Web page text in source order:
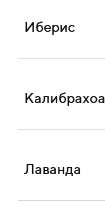
Иберис
Калибрахоа
Лаванда